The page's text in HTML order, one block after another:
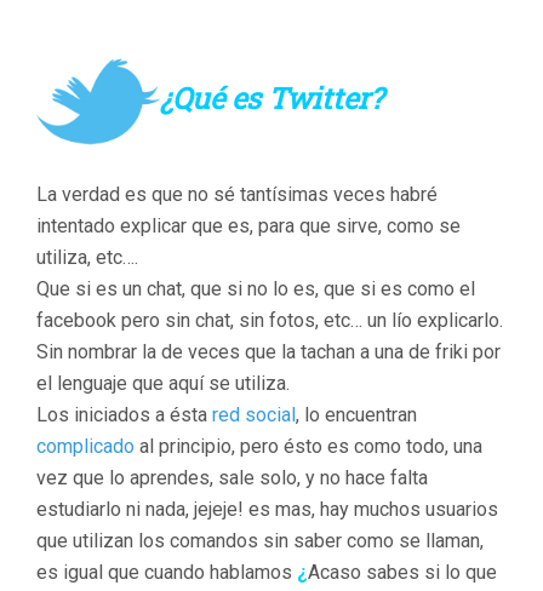
¿Qué es Twitter?
La verdad es que no sé tantísimas veces habré
intentado explicar que es, para que sirve, como se
utiliza, etc….
Que si es un chat, que si no lo es, que si es como el
facebook pero sin chat, sin fotos, etc… un lío explicarlo.
Sin nombrar la de veces que la tachan a una de friki por
el lenguaje que aquí se utiliza.
Los iniciados a ésta red social , lo encuentran
complicado al principio, pero ésto es como todo, una
vez que lo aprendes, sale solo, y no hace falta
estudiarlo ni nada, jejeje! es mas, hay muchos usuarios
que utilizan los comandos sin saber como se llaman,
es igual que cuando hablamos ¿Acaso sabes si lo que